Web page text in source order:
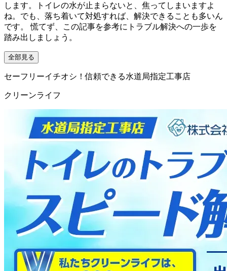
します。トイレの水が止まらないと、焦ってしまいますよ
ね。でも、落ち着いて対処すれば、解決できることも多いん
です。 慌てず、この記事を参考にトラブル解決への一歩を
踏み出しましょう。
全部見る
セーフリーイチオシ！信頼できる水道局指定工事店
クリーンライフ